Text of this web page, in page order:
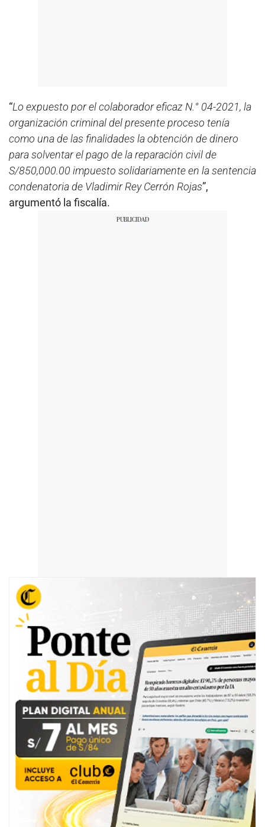
“Lo expuesto por el colaborador eficaz N.° 04-2021, la
organización criminal del presente proceso tenía
como una de las finalidades la obtención de dinero
para solventar el pago de la reparación civil de
S/850,000.00 impuesto solidariamente en la sentencia
condenatoria de Vladimir Rey Cerrón Rojas”,
argumentó la fiscalía.